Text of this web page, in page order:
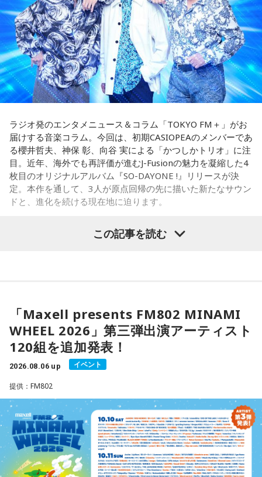
YouTube：https://www.youtube.com/@ataru-uranai
が見つかりそう。大きく変える必要はありません。「ちょっ
と気になる」を試してみるくらいで十分です。今日は行って
みたいお店や場所を一つ探して、誰かを誘ってみてくださ
い。
【10位】蟹座（かに座）
周りを喜ばせることに一生懸命になりすぎて、自分の楽しみ
を忘れていないか確認したい日。今日は誰かのためではなく
の小さなご褒美時間を作ると心が整いそうです。
【11位】山羊座（やぎ座）
頑張ることが当たり前になっているなら、今日は少し力を抜
いてみて。成果を出すことだけが人生の豊かさではありませ
ん。楽しい、心地いいという感覚を取り戻すことで次の流れ
が見えてきます。今日は仕事を早めに切り上げて好きなこと
ょう。今日はスマホから離れて、好きな音楽や香りと一緒に
ゆっくり過ごしましょう。
【今日の一言メッセージ】
今日は火星にバーテックスというポイントが重なる日。運命
に導かれ、新時代の生き方やお役目に気がついたり、直感が
降りてきたりするかも！ ぜひアドバイスを参考に行動してみ
てくださいね。
■監修者プロフィール：月野さやか（つきの・さやか）
東京・池袋占い館セレーネ所属。元野村證券トップセールス
という異色の経歴を持つ占星術師。自身の人生の転機をきっ
かけにホロスコープと出会い、星よみによる人生プロデュー
レコーディングでは、メンバーがそれぞれの演奏環境で個別
に収録する手法を採用。各パートを緻密に構築することで、
フュージョンならではの精密なアレンジと、3人それぞれの個
性が際立つ強固なアンサンブルを実現しています。制作を進
めるなかでは、かつしかトリオにとっても多くの新たな発見
や気づきが生まれ、それらが楽曲をさらに発展させる原動力
となっていきます。メンバーそれぞれが培ってきた経験と感
性を持ち寄りながら、これまでにないアプローチにも向き合
ったことで、3人の新たな可能性を感じさせる作品へと仕上が
っています。
◆多彩な楽曲が描き出す、旅のようなアルバム体験
収録曲には、疾走感あふれる「Twilight Run」、軽快なカッ
ティングが印象的なタイトル曲「SO-DAYONE !」、スリリン
Express」など、かつしかトリオの魅力を存分に味わえる楽
シティポップを想起させるサウンドや、メロディアスなミデ
ィアムナンバー、テクニカルかつファンキーなプレイまで、
多彩な音楽性を凝縮。それぞれの楽曲から異なる風景や物語
が立ち上がり、まるで世界中を巡る旅のような広がりを感じ
させます。楽曲ごとの表情を楽しむだけでなく、アルバムを
のひとつ。
ブックレットには、メンバー3人がそれぞれの視点から楽曲や
制作背景を語るセルフライナーノーツに加え、今回のレコー
ディングで使用した楽器の解説を写真とともに掲載。演奏に
込められた思いや、サウンドを形作った楽器の特徴を知りな
がらアルバムを聴くことで、楽曲の細部や各メンバーのプレ
ラジオ発のエンタメニュース＆コラム「TOKYO FM＋」がお
届けする音楽コラム。今回は、初期CASIOPEAのメンバーであ
る櫻井哲夫、神保 彰、向谷 実による「かつしかトリオ」に注
目。近年、海外でも再評価が進むJ-Fusionの魅力を凝縮した4
枚目のオリジナルアルバム『SO-DAYONE !』リリースが決
定。本作を通して、3人が原点回帰の先に描いた新たなサウン
ドと、進化を続ける現在地に迫ります。
伝説的フュージョンバンド、カシオペアの初期メンバー3人に
よる、かつしかトリオが、4枚目のオリジナルアルバム『SO-
DAYONE !』を10月14日（水）にリリースすることを発表し
ました。近年、海外の若いリスナーを中心に再び注目を集め
ているJ-Fusion。本作は、その王道ともいえる爽快かつパワフ
ルなサウンドへ原点回帰した、かつしかトリオ渾身のニュー
アルバムとなっています。
アルバムタイトルのきっかけとなったのは、あるコンサート
での出来事。演奏後のMCで、メンバーとファンが「やっぱり
J-Fusionは良いよね」という思いを分かち合うなかで生まれた
言葉が、「SO-DAYONE !（そうだよね！）」でした。この言
この記事を読む
「Maxell presents FM802 MINAMI
WHEEL 2026」第三弾出演アーティスト
120組を追加発表！
2026.08.06 up イベント
提供：FM802